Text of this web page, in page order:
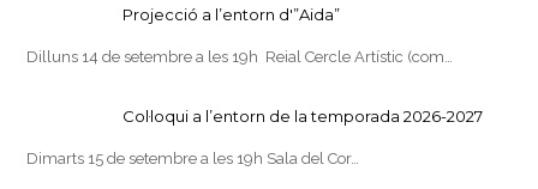
Projecció a l’entorn d'”Aida”
Dilluns 14 de setembre a les 19h Reial Cercle Artístic (com…
Col·loqui a l’entorn de la temporada 2026-2027
Dimarts 15 de setembre a les 19h Sala del Cor…